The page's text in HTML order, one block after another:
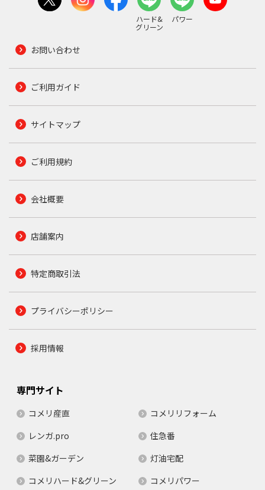
ハード&
グリーン
パワー
お問い合わせ
ご利用ガイド
サイトマップ
ご利用規約
会社概要
店舗案内
特定商取引法
プライバシーポリシー
採用情報
専門サイト
コメリ産直
コメリリフォーム
レンガ.pro
住急番
菜園&ガーデン
灯油宅配
コメリハード&グリーン
コメリパワー